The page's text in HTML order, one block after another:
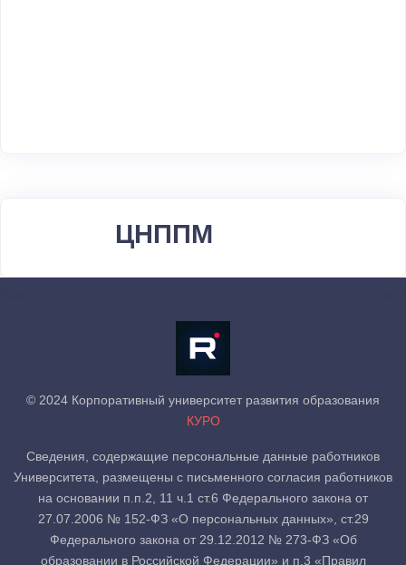
ЦНППМ
© 2024 Корпоративный университет развития образования
КУРО
Сведения, содержащие персональные данные работников
Университета, размещены с письменного согласия работников
на основании п.п.2, 11 ч.1 ст.6 Федерального закона от
27.07.2006 № 152-ФЗ «О персональных данных», ст.29
Федерального закона от 29.12.2012 № 273-ФЗ «Об
образовании в Российской Федерации» и п.3 «Правил